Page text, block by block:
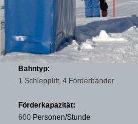
Bahntyp:
1 Schlepplift, 4 Förderbänder
Förderkapazität:
600 Personen/Stunde